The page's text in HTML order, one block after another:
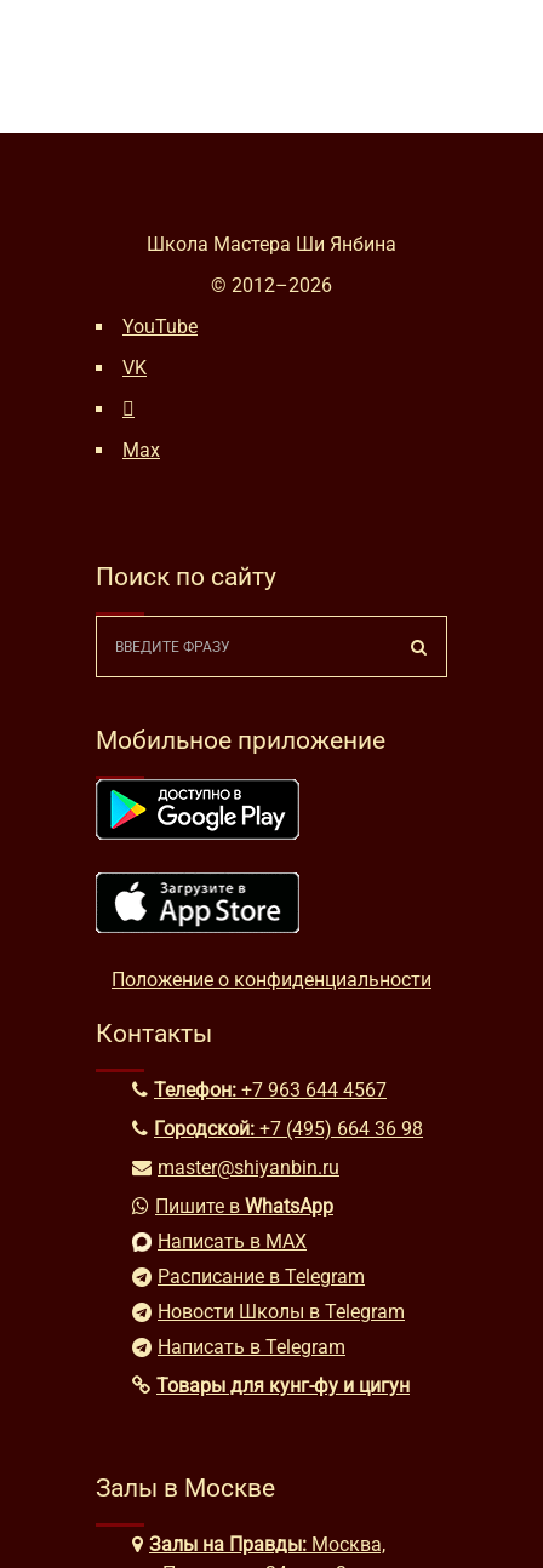
Школа Мастера Ши Янбина
© 2012–2026
YouTube
VK
Max
Поиск по сайту
Мобильное приложение
Положение о конфиденциальности
Контакты
Телефон: +7 963 644 4567
Городской: +7 (495) 664 36 98
master@shiyanbin.ru
Пишите в WhatsApp
Написать в MAX
Расписание в Telegram
Новости Школы в Telegram
Написать в Telegram
Товары для кунг-фу и цигун
Залы в Москве
Залы на Правды: Москва,